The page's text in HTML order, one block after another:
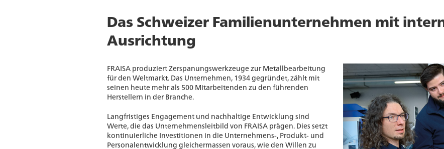
Das Schweizer Familienunternehmen mit
Ausrichtung
FRAISA produziert Zerspanungswerkzeuge zur Metallbearbeitung
für den Weltmarkt. Das Unternehmen, 1934 gegründet, zählt mit
seinen heute mehr als 500 Mitarbeitenden zu den führenden
Herstellern in der Branche.
Langfristiges Engagement und nachhaltige Entwicklung sind
Werte, die das Unternehmensleitbild von FRAISA prägen. Dies setzt
kontinuierliche Investitionen in die Unternehmens-, Produkt- und
Personalentwicklung gleichermassen voraus, wie den Willen zu